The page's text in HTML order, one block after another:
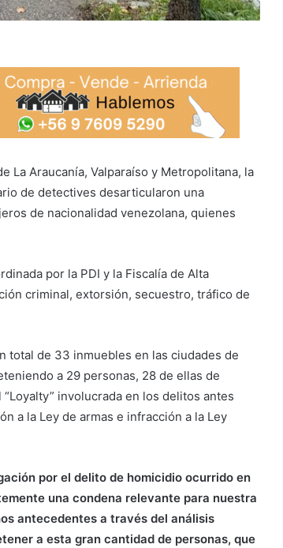
La Araucanía, Valparaíso y Metropolitana, la
de detectives desarticularon una
de nacionalidad venezolana, quienes
por la PDI y la Fiscalía de Alta
criminal, extorsión, secuestro, tráfico de
total de 33 inmuebles en las ciudades de
a 29 personas, 28 de ellas de
involucrada en los delitos antes
a la Ley de armas e infracción a la Ley
por el delito de homicidio ocurrido en
una condena relevante para nuestra
antecedentes a través del análisis
a esta gran cantidad de personas, que